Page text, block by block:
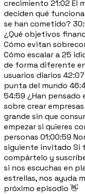
crecimiento 21:02 El
deciden qué
se han cometido?
¿Qué objetivos
Cómo evitan
Cómo escalar a 25
de forma diferente
usuarios diarios
punta del mundo
54:59 ¿Han pensado
sobre crear
grande sin que
empezar si quieres
personas 01:00:59
siguiente invitado Si
compártelo y
si nos escuchas en
estrellas, nos ayuda
próximo episodio 👋